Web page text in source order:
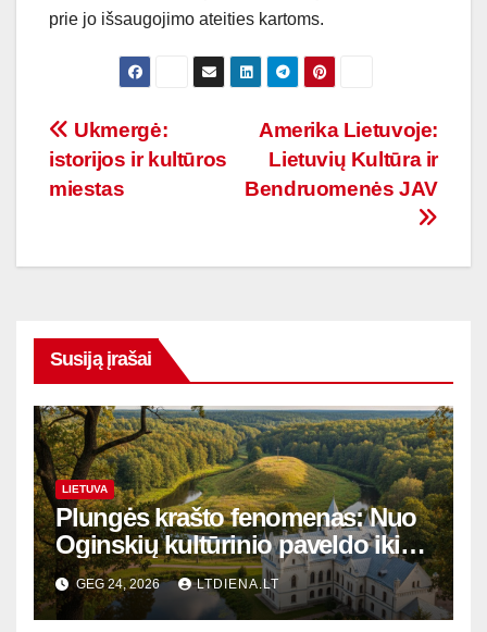
prie jo išsaugojimo ateities kartoms.
Navigacija
tarp
Amerika Lietuvoje:
Lietuvių Kultūra ir
Bendruomenės JAV
Ukmergė:
istorijos ir kultūros
miestas
Susiją įrašai
LIETUVA
Plungės krašto fenomenas: Nuo
Oginskių kultūrinio paveldo iki
Žemaitijos gamtos perlų
GEG 24, 2026 LTDIENA.LT